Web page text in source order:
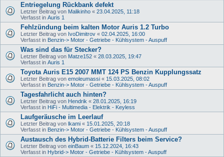
Entriegelung Rückbank defekt
Letzter Beitrag von Malikinho « 23.04.2025, 11:18
Verfasst in Auris 1
Fehlzündung beim kalten Motor Auris 1.2 Turbo
Letzter Beitrag von IvoDimitrov « 02.04.2025, 16:00
Verfasst in Benzin-> Motor - Getriebe - Kühlsystem - Auspuff
Was sind das für Stecker?
Letzter Beitrag von Matze152 « 28.03.2025, 19:47
Verfasst in Auris 1
Toyota Auris E15 2007 MMT 124 PS Benzin Kupplungssatz
Letzter Beitrag von emoleumassi « 15.03.2025, 08:02
Verfasst in Benzin-> Motor - Getriebe - Kühlsystem - Auspuff
Tagesfahrlicht auch hinten?
Letzter Beitrag von Hendrik « 28.01.2025, 16:19
Verfasst in HiFi - Multimedia - Elektrik - Keyless
Laufgeräusche im Leerlauf
Letzter Beitrag von lkami « 15.01.2025, 20:18
Verfasst in Benzin-> Motor - Getriebe - Kühlsystem - Auspuff
Austausch des Hybrid-Batterie Filters beim Service?
Letzter Beitrag von einBaum « 15.12.2024, 16:43
Verfasst in Hybrid-> Motor - Getriebe - Kühlsystem - Auspuff